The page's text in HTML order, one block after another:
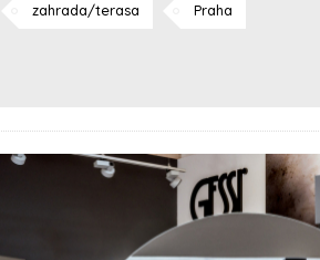
zahrada/terasa Praha